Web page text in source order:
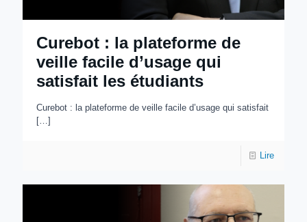
Curebot : la plateforme de
veille facile d’usage qui
satisfait les étudiants
Curebot : la plateforme de veille facile d’usage qui satisfait
[…]
Lire